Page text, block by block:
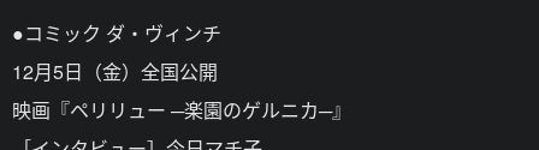
●コミック ダ・ヴィンチ
12月5日（金）全国公開
映画『ペリリュー ─楽園のゲルニカ─』